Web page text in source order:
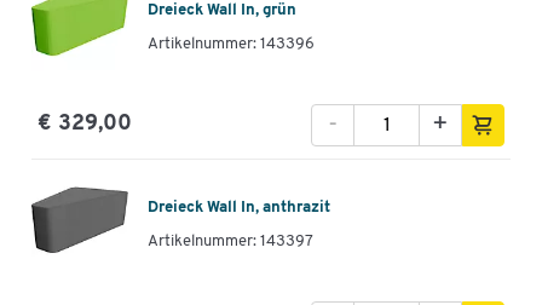
Dreieck Wall In, grün
Artikelnummer: 143396
€ 329,00 +
-
Dreieck Wall In, anthrazit
Artikelnummer: 143397